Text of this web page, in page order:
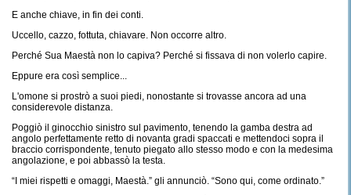
E anche chiave, in fin dei conti.
Uccello, cazzo, fottuta, chiavare. Non occorre altro.
Perché Sua Maestà non lo capiva? Perché si fissava di non volerlo capire.
Eppure era così semplice...
L'omone si prostrò a suoi piedi, nonostante si trovasse ancora ad una
considerevole distanza.
Poggiò il ginocchio sinistro sul pavimento, tenendo la gamba destra ad
angolo perfettamente retto di novanta gradi spaccati e mettendoci sopra il
braccio corrispondente, tenuto piegato allo stesso modo e con la medesima
angolazione, e poi abbassò la testa.
“I miei rispetti e omaggi, Maestà.” gli annunciò. “Sono qui, come ordinato.”